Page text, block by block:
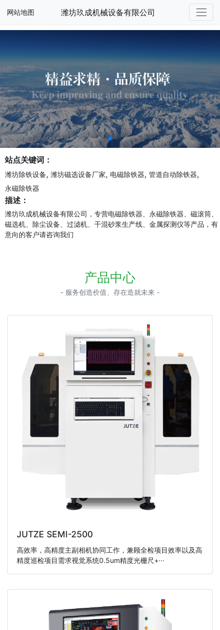
网站地图 潍坊玖成机械设备有限公司
站点关键词：
潍坊除铁设备, 潍坊磁选设备厂家, 电磁除铁器, 管道自动除铁器,
永磁除铁器
描述：
潍坊玖成机械设备有限公司，专营电磁除铁器、永磁除铁器、磁滚筒、
磁选机、除尘设备、过滤机、干混砂浆生产线、金属探测仪等产品，有
意向的客户请咨询我们
产品中心
- 服务创造价值、存在造就未来 -
JUTZE SEMI-2500
高效率，高精度主副相机协同工作，兼顾全检项目效率以及高
精度巡检项目需求视觉系统0.5um精度光栅尺+···